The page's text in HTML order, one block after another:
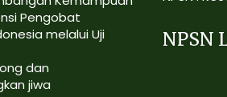
Pengobat
melalui Uji
dan
jiwa
NPSN